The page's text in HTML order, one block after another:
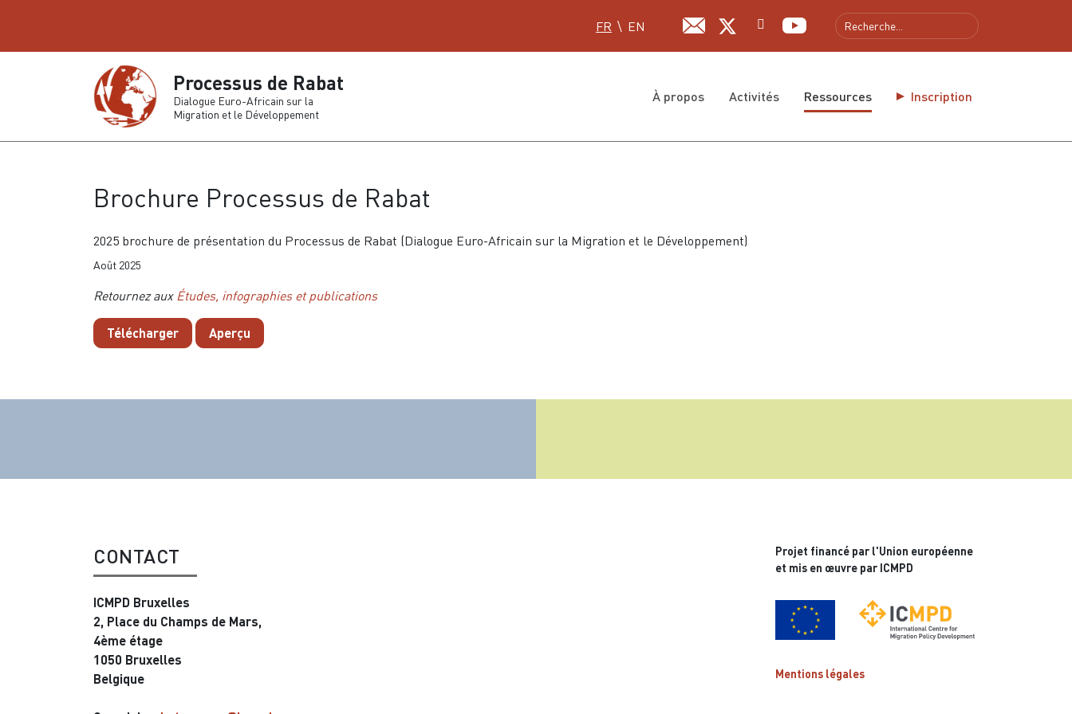
Sélectionnez votre langue
FR EN
Processus de Rabat
Dialogue Euro-Africain sur la
Migration et le Développement
À propos Activités Ressources Inscription
Brochure Processus de Rabat
2025 brochure de présentation du Processus de Rabat (Dialogue Euro-Africain sur la Migration et le Développement)
Août 2025
Retournez aux Études, infographies et publications
Télécharger Aperçu
CONTACT
ICMPD Bruxelles
2, Place du Champs de Mars,
4ème étage
1050 Bruxelles
Belgique
Projet financé par l'Union européenne
et mis en œuvre par ICMPD
Mentions légales